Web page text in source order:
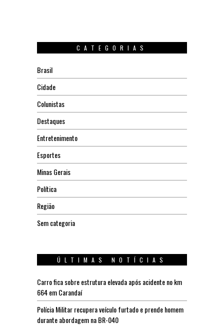
CATEGORIAS
Brasil
Cidade
Colunistas
Destaques
Entretenimento
Esportes
Minas Gerais
Política
Região
Sem categoria
ÚLTIMAS NOTÍCIAS
Carro fica sobre estrutura elevada após acidente no km
664 em Carandaí
Polícia Militar recupera veículo furtado e prende homem
durante abordagem na BR-040